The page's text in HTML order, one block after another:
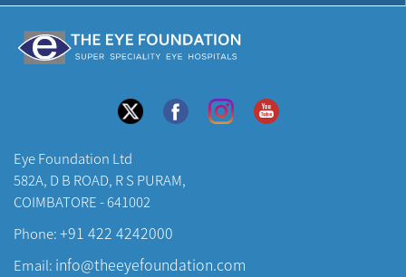
Eye Foundation Ltd
582A, D B ROAD, R S PURAM,
COIMBATORE - 641002
Phone:+91 422 4242000
Email: info@theeyefoundation.com